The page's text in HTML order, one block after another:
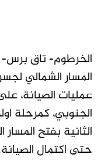
الخرطوم- تاق برس-
المسار الشمالي
عمليات الصيانة،
الجنوبي، كمرحلة
الثانية بفتح
حتى اكتمال